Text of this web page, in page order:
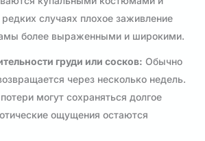
случаях плохое заживление
более выраженными и широкими.
груди или сосков: Обычно
через несколько недель.
могут сохраняться долгое
ощущения остаются